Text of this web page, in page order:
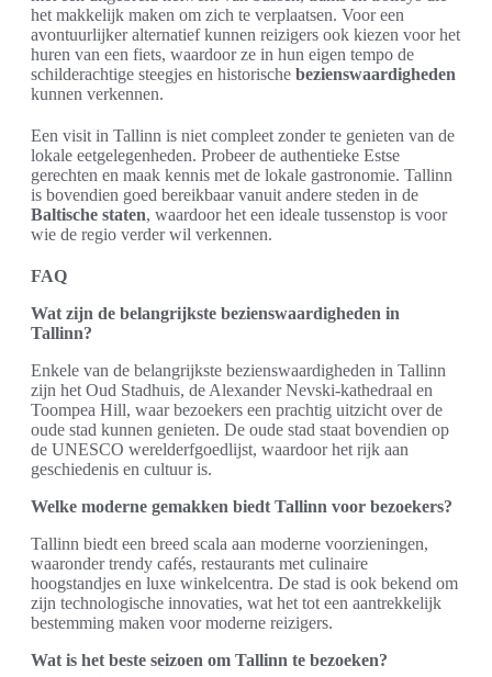
het makkelijk maken om zich te verplaatsen. Voor een
avontuurlijker alternatief kunnen reizigers ook kiezen voor het
huren van een fiets, waardoor ze in hun eigen tempo de
schilderachtige steegjes en historische bezienswaardigheden
kunnen verkennen.
Een visit in Tallinn is niet compleet zonder te genieten van de
lokale eetgelegenheden. Probeer de authentieke Estse
gerechten en maak kennis met de lokale gastronomie. Tallinn
is bovendien goed bereikbaar vanuit andere steden in de
Baltische staten, waardoor het een ideale tussenstop is voor
wie de regio verder wil verkennen.
FAQ
Wat zijn de belangrijkste bezienswaardigheden in
Tallinn?
Enkele van de belangrijkste bezienswaardigheden in Tallinn
zijn het Oud Stadhuis, de Alexander Nevski-kathedraal en
Toompea Hill, waar bezoekers een prachtig uitzicht over de
oude stad kunnen genieten. De oude stad staat bovendien op
de UNESCO werelderfgoedlijst, waardoor het rijk aan
geschiedenis en cultuur is.
Welke moderne gemakken biedt Tallinn voor bezoekers?
Tallinn biedt een breed scala aan moderne voorzieningen,
waaronder trendy cafés, restaurants met culinaire
hoogstandjes en luxe winkelcentra. De stad is ook bekend om
zijn technologische innovaties, wat het tot een aantrekkelijk
bestemming maken voor moderne reizigers.
Wat is het beste seizoen om Tallinn te bezoeken?